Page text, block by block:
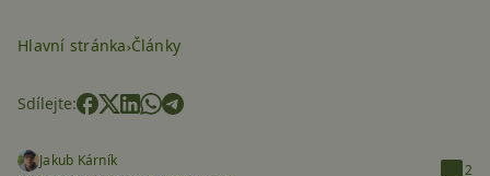
Hlavní stránka Články
Sdílejte:
Jakub Kárník
2